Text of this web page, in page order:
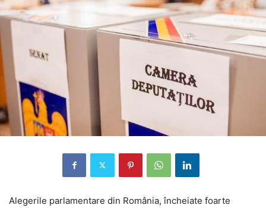
Alegerile parlamentare din România, încheiate foarte